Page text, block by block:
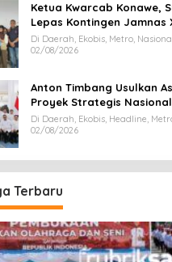
Ketua Kwarcab Konawe,
Lepas Kontingen Jamnas
Di Daerah, Ekobis, Metro,
02/08/2026
Anton Timbang Usulkan
Proyek Strategis Nasional
Di Daerah, Ekobis, Headline,
02/08/2026
Terbaru